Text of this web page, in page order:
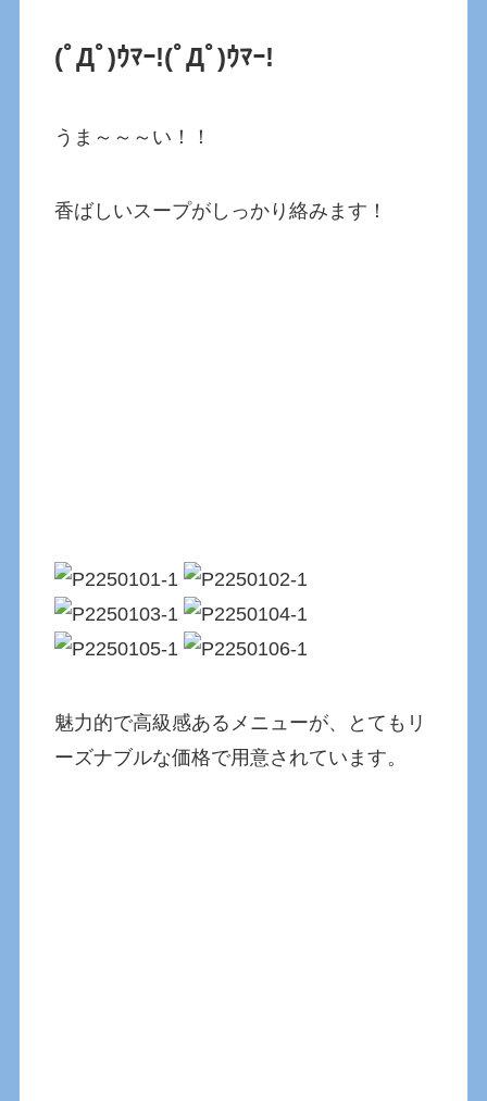
(ﾟДﾟ)ｳﾏｰ!(ﾟДﾟ)ｳﾏｰ!
うま～～～い！！
香ばしいスープがしっかり絡みます！
魅力的で高級感あるメニューが、とてもリ
ーズナブルな価格で用意されています。